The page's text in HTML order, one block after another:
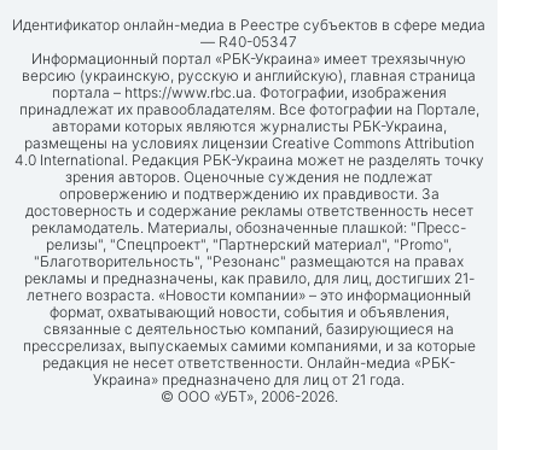
Идентификатор онлайн-медиа в Реестре субъектов в сфере медиа
— R40-05347
Информационный портал «РБК-Украина» имеет трехязычную
версию (украинскую, русскую и английскую), главная страница
портала – https://www.rbc.ua. Фотографии, изображения
принадлежат их правообладателям. Все фотографии на Портале,
авторами которых являются журналисты РБК-Украина,
размещены на условиях лицензии Creative Commons Attribution
4.0 International. Редакция РБК-Украина может не разделять точку
зрения авторов. Оценочные суждения не подлежат
опровержению и подтверждению их правдивости. За
достоверность и содержание рекламы ответственность несет
рекламодатель. Материалы, обозначенные плашкой: "Пресс-
релизы", "Спецпроект", "Партнерский материал", "Promo",
"Благотворительность", "Резонанс" размещаются на правах
рекламы и предназначены, как правило, для лиц, достигших 21-
летнего возраста. «Новости компании» – это информационный
формат, охватывающий новости, события и объявления,
связанные с деятельностью компаний, базирующиеся на
прессрелизах, выпускаемых самими компаниями, и за которые
редакция не несет ответственности. Онлайн-медиа «РБК-
Украина» предназначено для лиц от 21 года.
© ООО «УБТ», 2006-2026.